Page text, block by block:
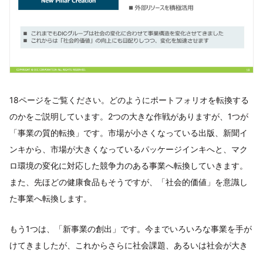
18ページをご覧ください。どのようにポートフォリオを転換する
のかをご説明しています。2つの大きな作戦がありますが、1つが
「事業の質的転換」です。市場が小さくなっている出版、新聞イ
ンキから、市場が大きくなっているパッケージインキへと、マク
ロ環境の変化に対応した競争力のある事業へ転換していきます。
また、先ほどの健康食品もそうですが、「社会的価値」を意識し
た事業へ転換します。
もう1つは、「新事業の創出」です。今までいろいろな事業を手が
けてきましたが、これからさらに社会課題、あるいは社会が大き